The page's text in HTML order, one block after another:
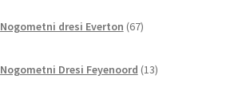
Nogometni dresi Everton 67izdelkov
Nogometni Dresi Feyenoord 13izdelkov